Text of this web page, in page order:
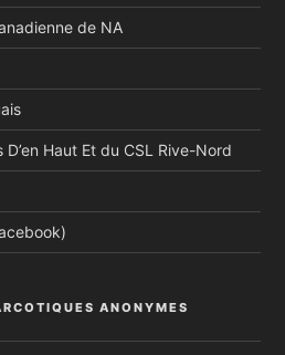
de NA
D’en Haut Et du CSL Rive-Nord
ANONYMES